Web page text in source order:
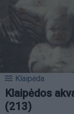
Klaipėda
Klaipėdos
(213)